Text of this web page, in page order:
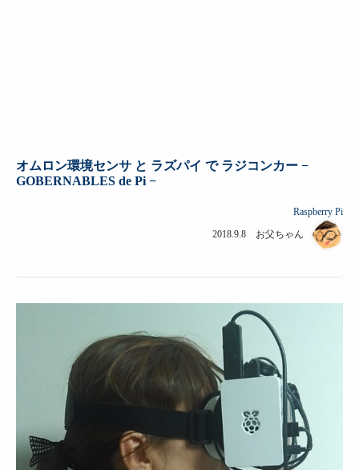
オムロン環境センサ と ラズパイ で ラジコンカー −
GOBERNABLES de Pi −
Raspberry Pi
2018.9.8 お父ちゃん